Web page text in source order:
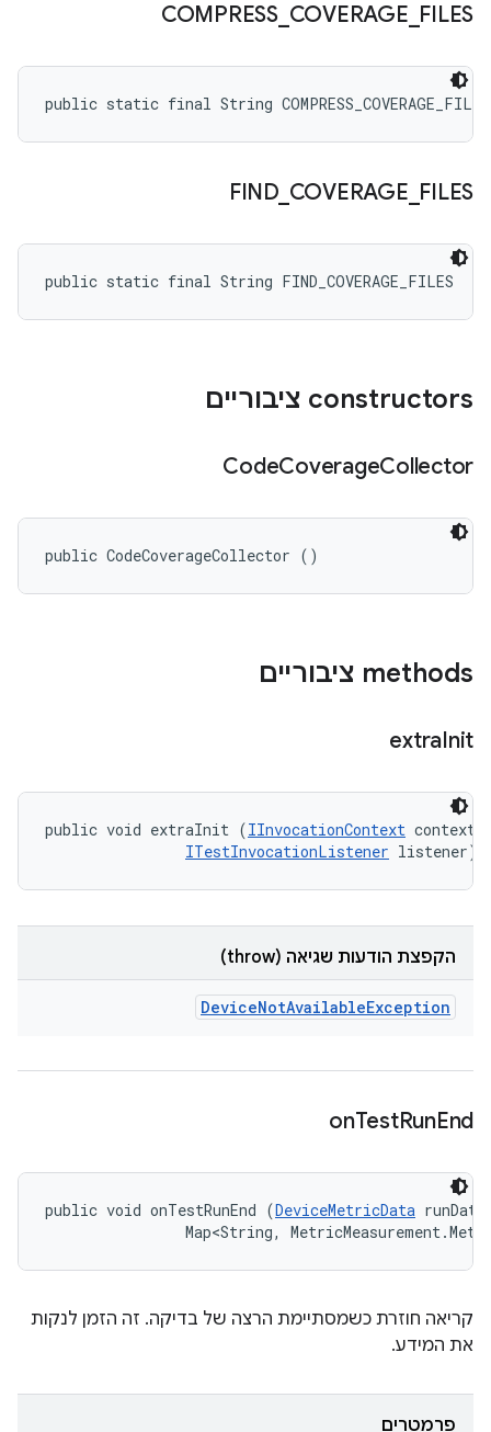
COMPRESS_ COVERAGE FILES
public static final String COMPRESS_COVERAGE_FILES
FIND_ COVERAGE FILES
public static final String FIND_COVERAGE_FILES
‫constructors ציבוריים
CodeCoverageCollector
public CodeCoverageCollector ()
‫methods ציבוריים
extraInit
public void extraInit (IInvocationContext
ITestInvocationListener listener)
הקפצת הודעות שגיאה (throw)
DeviceNotAvailableException
onTestRunEnd
public void onTestRunEnd (DeviceMetricData
Map<String,
קריאה חוזרת כשמסתיימת הרצה של בדיקה. זה הזמן לנקות
את המידע.
פרמטרים